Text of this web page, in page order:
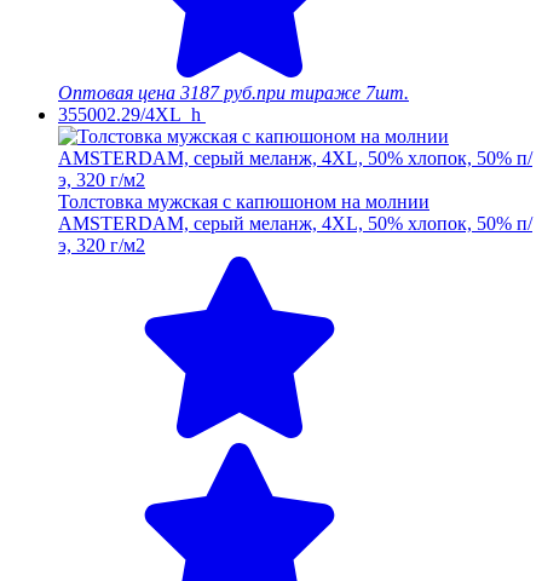
Оптовая цена 3187 руб.при тираже 7шт.
355002.29/4XL_h
Толстовка мужская с капюшоном на молнии
AMSTERDAM, серый меланж, 4XL, 50% хлопок, 50% п/
э, 320 г/м2